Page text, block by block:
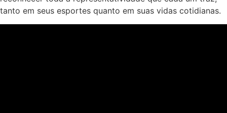
tanto em seus esportes quanto em suas vidas cotidianas.